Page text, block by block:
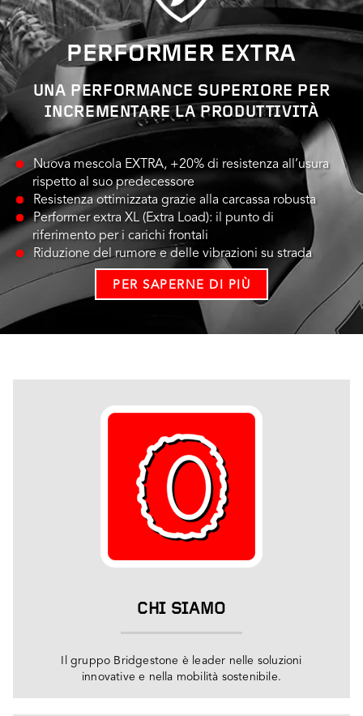
PERFORMER EXTRA
UNA PERFORMANCE SUPERIORE PER
INCREMENTARE LA PRODUTTIVITÀ
Nuova mescola EXTRA, +20% di resistenza all’usura
rispetto al suo predecessore
Resistenza ottimizzata grazie alla carcassa robusta
Performer extra XL (Extra Load): il punto di
riferimento per i carichi frontali
Riduzione del rumore e delle vibrazioni su strada
PER SAPERNE DI PIÙ
CHI SIAMO
Il gruppo Bridgestone è leader nelle soluzioni
innovative e nella mobilità sostenibile.